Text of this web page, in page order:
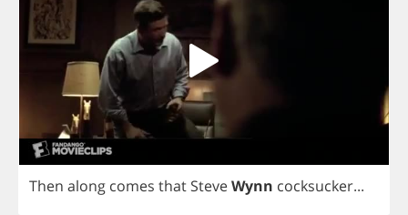
Then along comes that SteveWynn cocksucker...